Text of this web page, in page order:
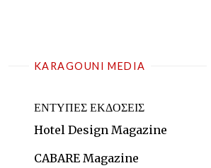
KARAGOUNI MEDIA
ΕΝΤΥΠΕΣ ΕΚΔΟΣΕΙΣ
Hotel Design Magazine
CABARE Magazine